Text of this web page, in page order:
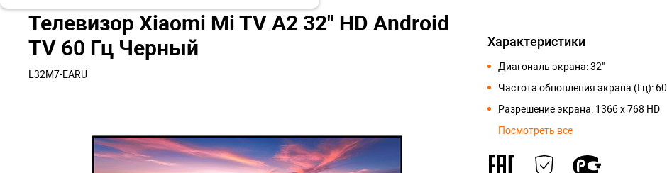
Телевизор Xiaomi Mi TV A2 32" HD Android
TV 60 Гц Черный
L32M7-EARU
Характеристики
Диагональ экрана: 32"
Частота обновления экрана (Гц): 60
Разрешение экрана: 1366 x 768 HD
Посмотреть все